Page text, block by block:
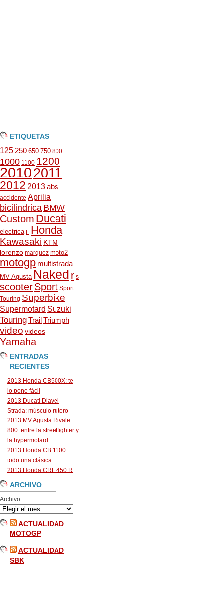
ETIQUETAS
125 250 650 750 800
1000 1100 1200
20102011
2012 2013abs
accidente Aprilia
bicilindrica BMW
Custom Ducati
electrica F Honda
Kawasaki KTM
lorenzo marquez moto2
motogp multistrada
MV Agusta Naked r s
scooterSport Sport
Touring Superbike
Supermotard Suzuki
TouringTrailTriumph
video videos
Yamaha
ENTRADAS
RECIENTES
2013 Honda CB500X: te
lo pone fácil
2013 Ducati Diavel
Strada: músculo rutero
2013 MV Agusta Rivale
800: entre la streetfighter y
la hypermotard
2013 Honda CB 1100:
todo una clásica
2013 Honda CRF 450 R
ARCHIVO
Archivo
ACTUALIDAD
MOTOGP
ACTUALIDAD
SBK